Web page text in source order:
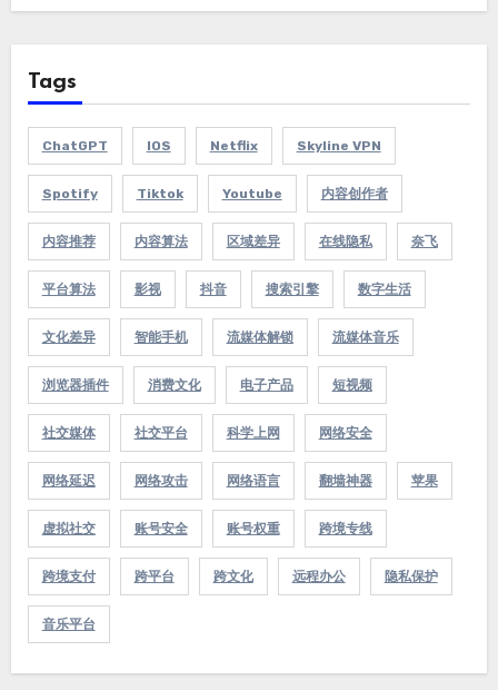
Tags
ChatGPT IOS Netflix Skyline VPN
Spotify Tiktok Youtube 内容创作者
内容推荐 内容算法 区域差异 在线隐私 奈飞
平台算法 影视 抖音 搜索引擎 数字生活
文化差异 智能手机 流媒体解锁 流媒体音乐
浏览器插件 消费文化 电子产品 短视频
社交媒体 社交平台 科学上网 网络安全
网络延迟 网络攻击 网络语言 翻墙神器 苹果
虚拟社交 账号安全 账号权重 跨境专线
跨境支付 跨平台 跨文化 远程办公 隐私保护
音乐平台